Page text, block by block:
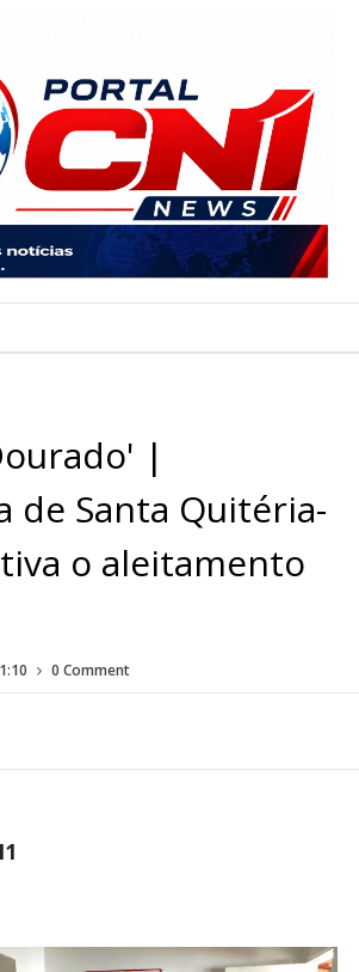
|
de Santa Quitéria-
o aleitamento
0 Comment